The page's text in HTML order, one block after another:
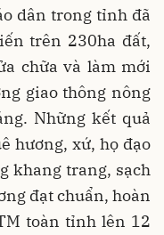
dân trong tỉnh đã
trên 230ha đất,
chữa và làm mới
giao thông nông
Những kết quả
hương, xứ, họ đạo
khang trang, sạch
đạt chuẩn, hoàn
toàn tỉnh lên 12